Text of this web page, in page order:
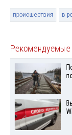
происшествия в
Рекомендуемые